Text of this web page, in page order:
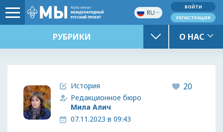
RU
ВОЙТИ
РЕГИСТРАЦИЯ
РУБРИКИ О НАС
История
Редакционное бюро
Мила Алич
07.11.2023 в 09:43
20